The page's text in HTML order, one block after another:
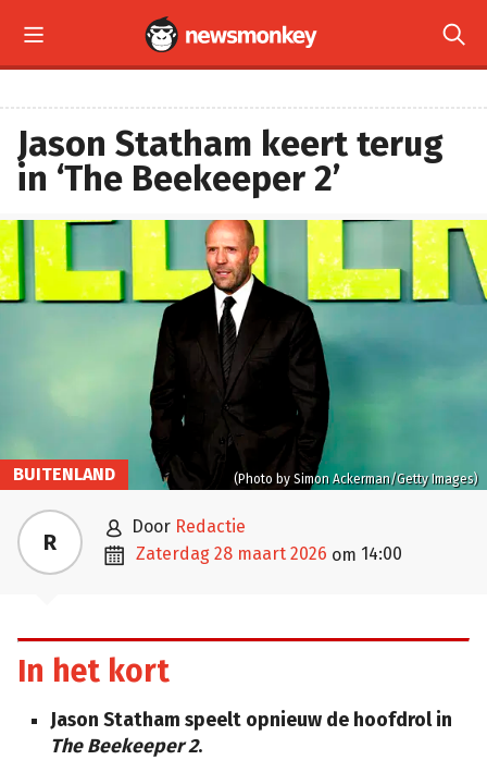
 
Jason Statham keert terug
in ‘The Beekeeper 2’
(Photo by Simon Ackerman/Getty Images)
BUITENLAND
R  door Redactie
 zaterdag 28 maart 2026 om 14:00
In het kort
Jason Statham speelt opnieuw de hoofdrol in
The Beekeeper 2.